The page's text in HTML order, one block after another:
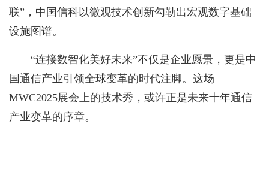
联”，中国信科以微观技术创新勾勒出宏观数字基础
设施图谱。
“连接数智化美好未来”不仅是企业愿景，更是中
国通信产业引领全球变革的时代注脚。这场
MWC2025展会上的技术秀，或许正是未来十年通信
产业变革的序章。